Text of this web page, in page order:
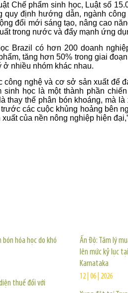
Chế phẩm sinh học, Luật số
quy định hướng dẫn, ngành
đổi mới sáng tạo, nâng cao
trong nước và đẩy mạnh ứng
Brazil có hơn 200 doanh
tăng hơn 50% trong giai
nhiều nhóm khác nhau.
công nghệ và cơ sở sản xuất để
sinh học là một thành phần
thay thế phân bón khoáng, mà
các cuộc khủng hoảng bên
của nền nông nghiệp hiện
hóa học do khó
thuế đối với
Ấn Độ: Tâm lý
lên mức kỷ lục
Karnataka
12 | 06 | 2026